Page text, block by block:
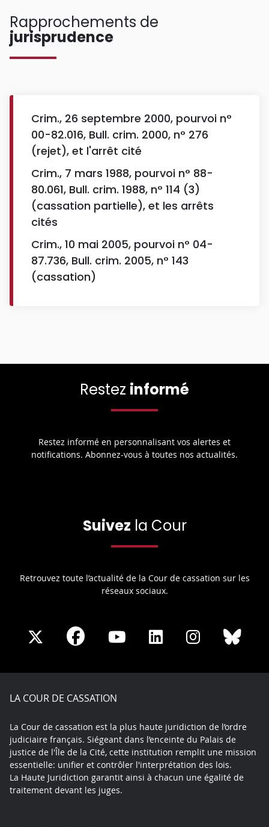
Rapprochements de
jurisprudence
Crim., 26 septembre 2000, pourvoi n°
00-82.016, Bull. crim. 2000, n° 276
(rejet), et l'arrêt cité
Crim., 7 mars 1988, pourvoi n° 88-
80.061, Bull. crim. 1988, n° 114 (3)
(cassation partielle), et les arrêts
cités
Crim., 10 mai 2005, pourvoi n° 04-
87.736, Bull. crim. 2005, n° 143
(cassation)
Restez informé
Restez informé en personnalisant vos alertes et
notifications. Abonnez-vous à toutes nos actualités.
Suivez la Cour
Retrouvez toute l’actualité de la Cour de cassation sur les
réseaux sociaux.
Share
X
Share
Facebook
Share
Youtube
Share
LinkedIn
Share
Instagram
LA COUR DE CASSATION
La Cour de cassation est la plus haute juridiction de l’ordre
judiciaire français. Siégeant dans l’enceinte du Palais de
justice de l'Île de la Cité, cette institution remplit une mission
essentielle: unifier et contrôler l'interprétation des lois.
La Haute Juridiction garantit ainsi à chacun une égalité de
traitement devant les juges.